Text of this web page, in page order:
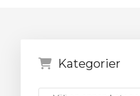
Kategorier